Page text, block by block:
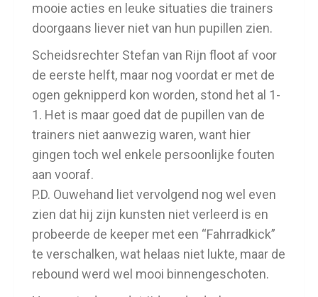
mooie acties en leuke situaties die trainers
doorgaans liever niet van hun pupillen zien.
Scheidsrechter Stefan van Rijn floot af voor
de eerste helft, maar nog voordat er met de
ogen geknipperd kon worden, stond het al 1-
1. Het is maar goed dat de pupillen van de
trainers niet aanwezig waren, want hier
gingen toch wel enkele persoonlijke fouten
aan vooraf.
P.D. Ouwehand liet vervolgend nog wel even
zien dat hij zijn kunsten niet verleerd is en
probeerde de keeper met een “Fahrradkick”
te verschalken, wat helaas niet lukte, maar de
rebound werd wel mooi binnengeschoten.